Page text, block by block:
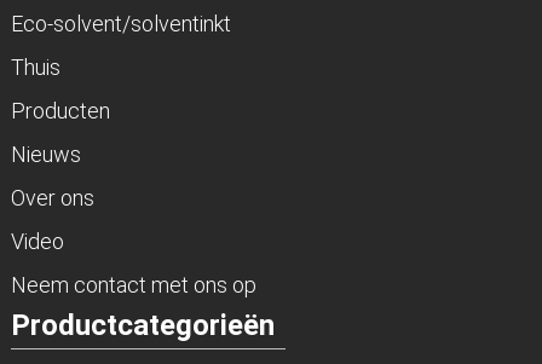
Eco-solvent/solventinkt
Thuis
Producten
Nieuws
Over ons
Video
Neem contact met ons op
Productcategorieën